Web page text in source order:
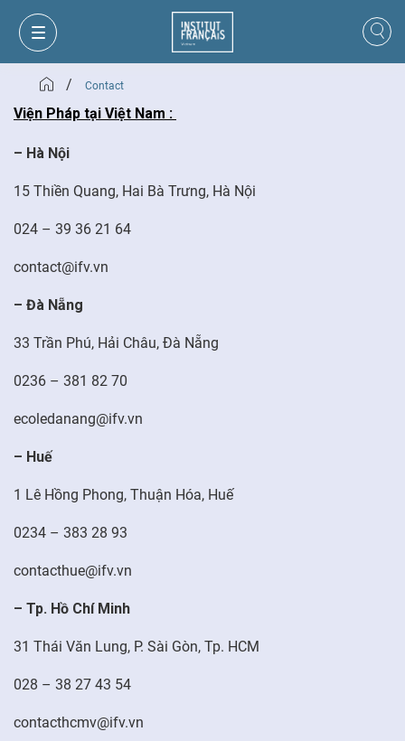
MON PANIER CONNEXION
/ Contact
Viện Pháp tại Việt Nam :
– Hà Nội
15 Thiền Quang, Hai Bà Trưng, Hà Nội
024 – 39 36 21 64
contact@ifv.vn
– Đà Nẵng
33 Trần Phú, Hải Châu, Đà Nẵng
0236 – 381 82 70
ecoledanang@ifv.vn
– Huế
1 Lê Hồng Phong, Thuận Hóa, Huế
0234 – 383 28 93
contacthue@ifv.vn
– Tp. Hồ Chí Minh
31 Thái Văn Lung, P. Sài Gòn, Tp. HCM
028 – 38 27 43 54
contacthcmv@ifv.vn